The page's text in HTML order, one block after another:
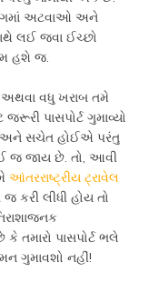
અટવાઓ અને
લઈ જવા ઈચ્છો
હશે જ.
વધુ ખરાબ તમે
પાસપોર્ટ ગુમાવ્યો
અને સચેત હોઈએ પરંતુ
જાય છે. તો, આવી
આંતરરાષ્ટ્રીય ટ્રાવેલ
કરી લીધી હોય તો
તમારો પાસપોર્ટ ભલે
ગુમાવશો નહીં!